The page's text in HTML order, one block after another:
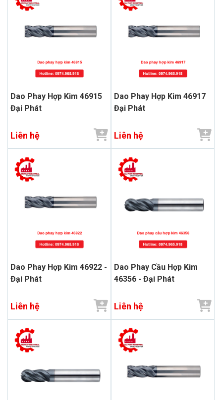
Dao Phay Hợp Kim 46915
Đại Phát
Liên hệ
Dao Phay Hợp Kim 46917
Đại Phát
Liên hệ
Dao Phay Hợp Kim 46922 -
Đại Phát
Liên hệ
Dao Phay Cầu Hợp Kim
46356 - Đại Phát
Liên hệ